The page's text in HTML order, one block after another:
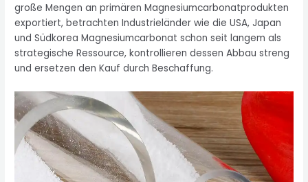
große Mengen an primären Magnesiumcarbonatprodukten
exportiert, betrachten Industrieländer wie die USA, Japan
und Südkorea Magnesiumcarbonat schon seit langem als
strategische Ressource, kontrollieren dessen Abbau streng
und ersetzen den Kauf durch Beschaffung.